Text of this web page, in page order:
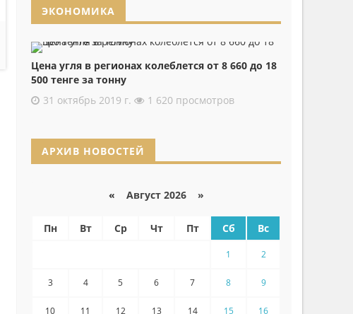
ЭКОНОМИКА
Цена угля в регионах колеблется от 8 660 до 18
500 тенге за тонну
31 октябрь 2019 г.
1 620 просмотров
АРХИВ НОВОСТЕЙ
« Август 2026 »
Пн Вт Ср Чт Пт Сб Вс
1 2
3 4 5 6 7 8 9
10 11 12 13 14 15 16